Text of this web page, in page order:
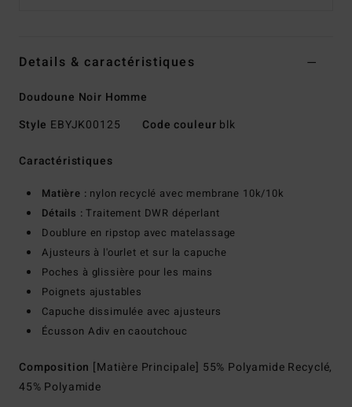
Details & caractéristiques
Doudoune Noir Homme
Style EBYJK00125 Code couleur blk
Caractéristiques
Matière : nylon recyclé avec membrane 10k/10k
Détails : Traitement DWR déperlant
Doublure en ripstop avec matelassage
Ajusteurs à l'ourlet et sur la capuche
Poches à glissière pour les mains
Poignets ajustables
Capuche dissimulée avec ajusteurs
Écusson Adiv en caoutchouc
Composition [Matière Principale] 55% Polyamide Recyclé,
45% Polyamide